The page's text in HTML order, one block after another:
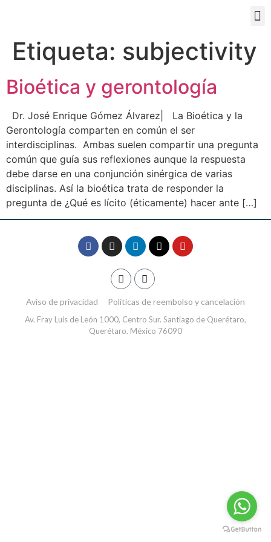
Etiqueta: subjectivity
Bioética y gerontología
Dr. José Enrique Gómez Álvarez| La Bioética y la
Gerontología comparten en común el ser
interdisciplinas. Ambas suelen compartir una pregunta
común que guía sus reflexiones aunque la respuesta
debe darse en una conjunción sinérgica de varias
disciplinas. Así la bioética trata de responder la
pregunta de ¿Qué es lícito (éticamente) hacer ante […]
Aviso de privacidad Políticas de reembolso y cancelación
Av. Fray Luis de León 1000, Centro Sur. Santiago de Querétaro,
Querétaro. México 76090